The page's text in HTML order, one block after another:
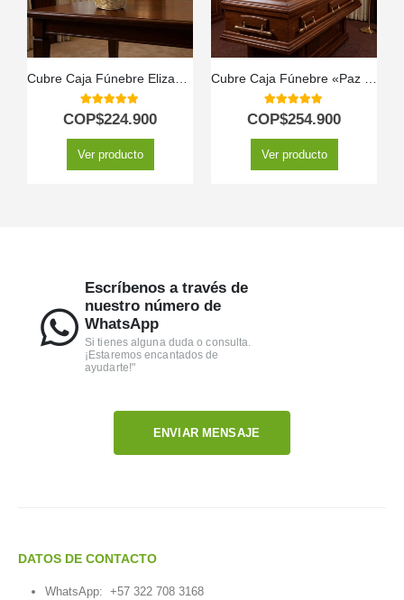
5.00out of 5
COP$224.900
Ver producto
5.00out of 5
COP$254.900
Ver producto
Escríbenos a través de
nuestro número de
WhatsApp
Si tienes alguna duda o consulta.
¡Estaremos encantados de
ayudarte!"
ENVIAR MENSAJE
DATOS DE CONTACTO
WhatsApp: +57 322 708 3168